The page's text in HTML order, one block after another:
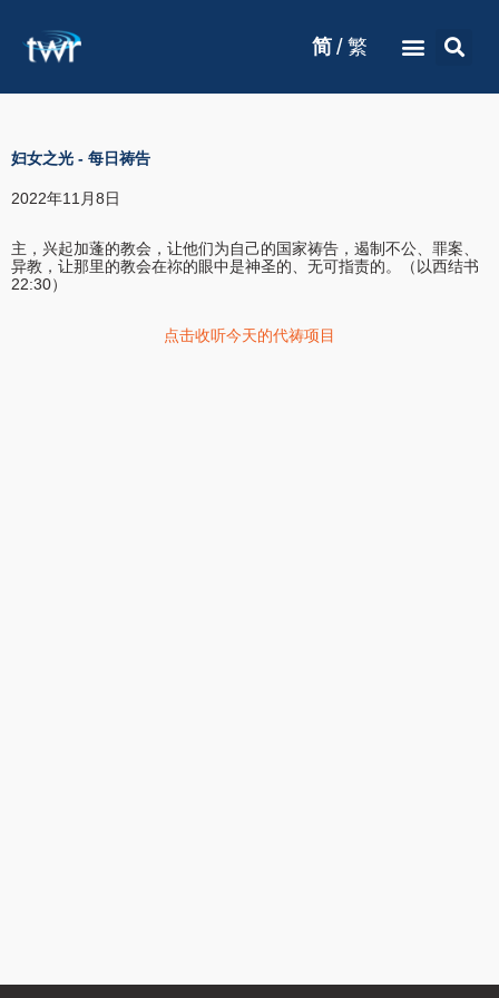
简 / 繁
妇女之光 - 每日祷告
2022年11月8日
主，兴起加蓬的教会，让他们为自己的国家祷告，遏制不公、罪案、
异教，让那里的教会在祢的眼中是神圣的、无可指责的。（以西结书
22:30）
点击收听今天的代祷项目